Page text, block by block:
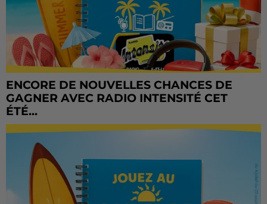
ENCORE DE NOUVELLES CHANCES DE
GAGNER AVEC RADIO INTENSITÉ CET
ÉTÉ...